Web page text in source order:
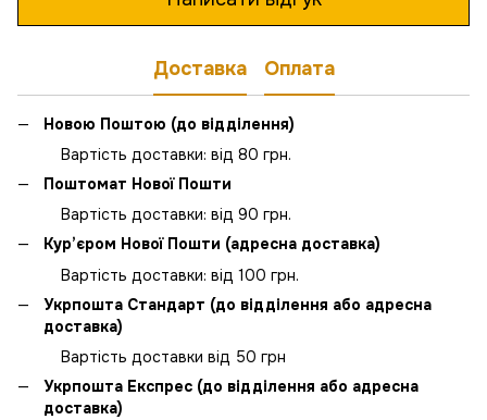
Доставка Оплата
Новою Поштою (до відділення)
Вартість доставки: від 80 грн.
Поштомат Нової Пошти
Вартість доставки: від 90 грн.
Кур’єром Нової Пошти (адресна доставка)
Вартість доставки: від 100 грн.
Укрпошта Стандарт (до відділення або адресна
доставка)
Вартість доставки від 50 грн
Укрпошта Експрес (до відділення або адресна
доставка)